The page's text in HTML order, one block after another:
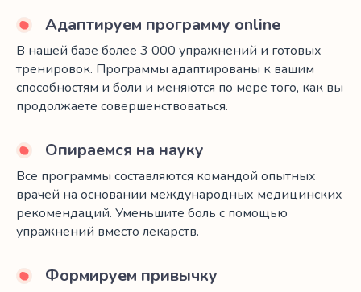
Адаптируем программу online
В нашей базе более 3 000 упражнений и готовых
тренировок. Программы адаптированы к вашим
способностям и боли и меняются по мере того, как вы
продолжаете совершенствоваться.
Опираемся на науку
Все программы составляются командой опытных
врачей на основании международных медицинских
рекомендаций. Уменьшите боль с помощью
упражнений вместо лекарств.
Формируем привычку